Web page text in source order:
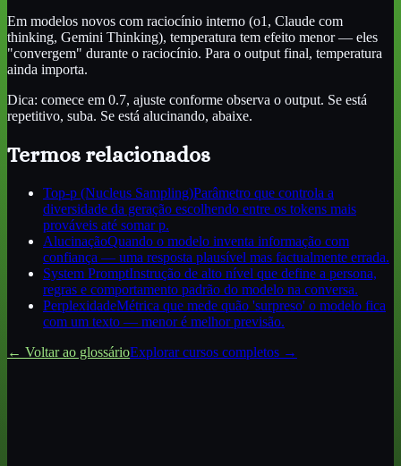
Em modelos novos com raciocínio interno (o1, Claude com
thinking, Gemini Thinking), temperatura tem efeito menor — eles
"convergem" durante o raciocínio. Para o output final, temperatura
ainda importa.
Dica: comece em 0.7, ajuste conforme observa o output. Se está
repetitivo, suba. Se está alucinando, abaixe.
Termos relacionados
Top-p (Nucleus Sampling)Parâmetro que controla a
diversidade da geração escolhendo entre os tokens mais
prováveis até somar p.
AlucinaçãoQuando o modelo inventa informação com
confiança — uma resposta plausível mas factualmente errada.
System PromptInstrução de alto nível que define a persona,
regras e comportamento padrão do modelo na conversa.
PerplexidadeMétrica que mede quão 'surpreso' o modelo fica
com um texto — menor é melhor previsão.
← Voltar ao glossárioExplorar cursos completos →